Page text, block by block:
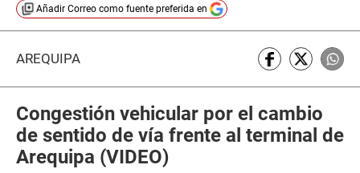
Añadir Correo como fuente preferida en
AREQUIPA
Congestión vehicular por el cambio
de sentido de vía frente al terminal de
Arequipa (VIDEO)